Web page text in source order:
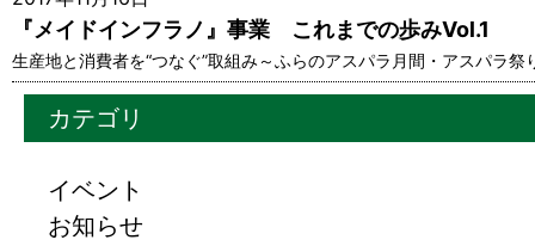
『メイドインフラノ』事業 これまでの歩みVol.1
生産地と消費者を“つなぐ”取組み～ふらのアスパラ月間・アスパラ祭
カテゴリ
イベント
お知らせ